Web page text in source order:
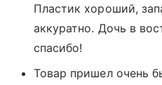
Пластик хороший,
аккуратно. Дочь в
спасибо!
Товар пришел очень